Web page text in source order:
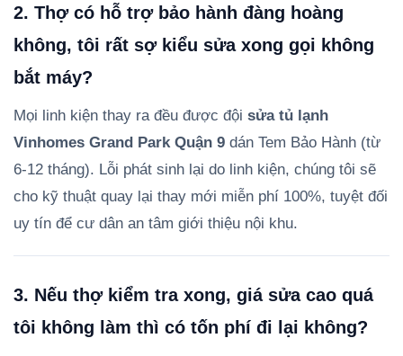
2. Thợ có hỗ trợ bảo hành đàng hoàng
không, tôi rất sợ kiểu sửa xong gọi không
bắt máy?
Mọi linh kiện thay ra đều được đội sửa tủ lạnh
Vinhomes Grand Park Quận 9 dán Tem Bảo Hành (từ
6-12 tháng). Lỗi phát sinh lại do linh kiện, chúng tôi sẽ
cho kỹ thuật quay lại thay mới miễn phí 100%, tuyệt đối
uy tín để cư dân an tâm giới thiệu nội khu.
3. Nếu thợ kiểm tra xong, giá sửa cao quá
tôi không làm thì có tốn phí đi lại không?